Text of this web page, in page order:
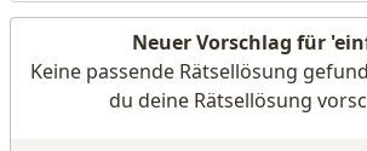
Neuer Vorschlag für
Keine passende Rätsellösung
du deine Rätsellösung